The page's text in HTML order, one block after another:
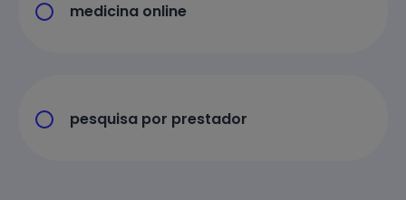
medicina online
pesquisa por prestador